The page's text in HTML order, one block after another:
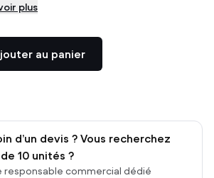
plus
au panier
d’un devis ? Vous recherchez
10 unités ?
responsable commercial dédié